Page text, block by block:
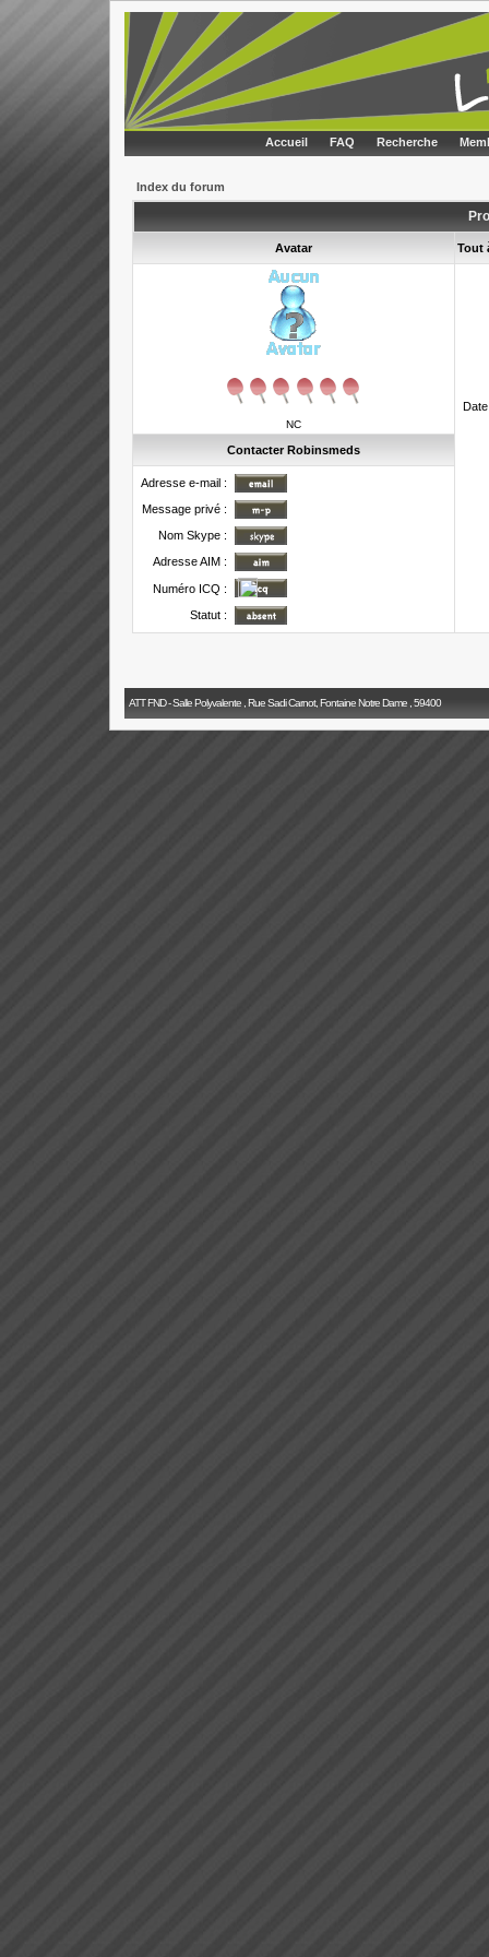
Accueil FAQ Recherche
Index du forum
Avatar Tout
NC
Contacter Robinsmeds
Adresse e-mail :
Message privé :
Nom Skype :
Adresse AIM :
Numéro ICQ :
Statut :
ATT FND - Salle Polyvalente , Rue Sadi Carnot, Fontaine Notre Dame , 59400